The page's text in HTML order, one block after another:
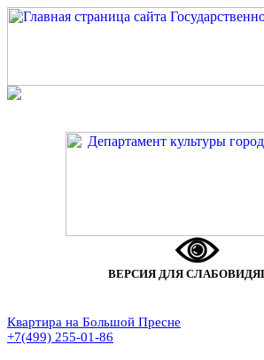
ВЕРСИЯ ДЛЯ
Квартира на Большой Пресне
+7(499) 255-01-86